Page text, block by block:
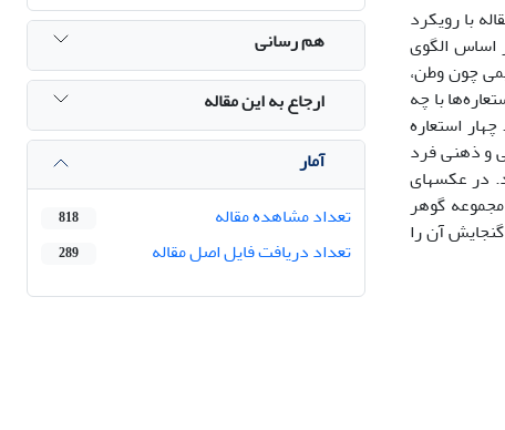
با رویکرد
اساس الگوی
چون وطن،
با چه
استعاره
و ذهنی فرد
در عکسهای
گوهر
آن را
هم رسانی
ارجاع به این مقاله
آمار
تعداد مشاهده مقاله
818
تعداد دریافت فایل اصل مقاله 289